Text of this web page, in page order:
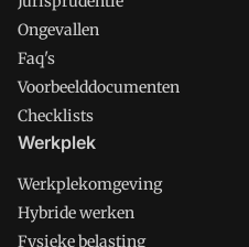
Ongevallen
Faq's
Voorbeelddocumenten
Checklists
Werkplek
Werkplekomgeving
Hybride werken
Fysieke belasting